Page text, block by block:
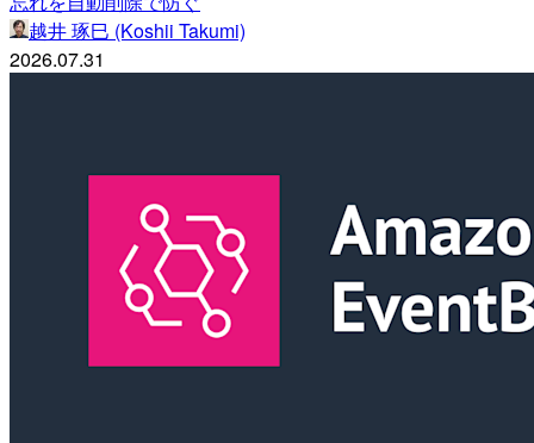
越井 琢巳 (Koshii Takumi)
2026.07.31